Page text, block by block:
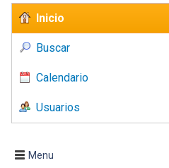
Inicio
Buscar
Calendario
Usuarios
Menu